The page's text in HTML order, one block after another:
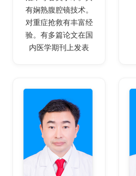
有娴熟腹腔镜技术。
对重症抢救有丰富经
验。有多篇论文在国
内医学期刊上发表